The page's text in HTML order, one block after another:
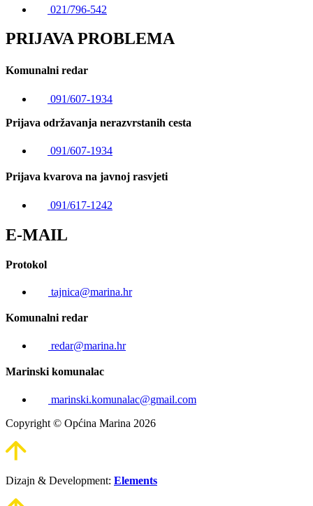
021/796-542
PRIJAVA PROBLEMA
Komunalni redar
091/607-1934
Prijava održavanja nerazvrstanih cesta
091/607-1934
Prijava kvarova na javnoj rasvjeti
091/617-1242
E-MAIL
Protokol
tajnica@marina.hr
Komunalni redar
redar@marina.hr
Marinski komunalac
marinski.komunalac@gmail.com
Copyright © Općina Marina 2026
Dizajn & Development: Elements